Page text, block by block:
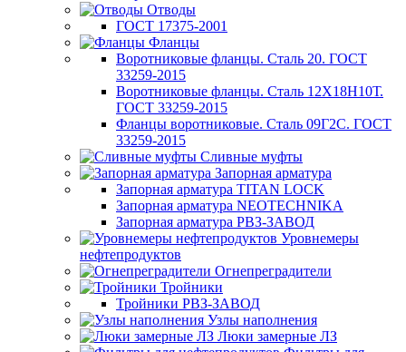
Отводы
ГОСТ 17375-2001
Фланцы
Воротниковые фланцы. Сталь 20. ГОСТ
33259-2015
Воротниковые фланцы. Сталь 12Х18Н10Т.
ГОСТ 33259-2015
Фланцы воротниковые. Сталь 09Г2С. ГОСТ
33259-2015
Сливные муфты
Запорная арматура
Запорная арматура TITAN LOCK
Запорная арматура NEOTECHNIKA
Запорная арматура РВЗ-ЗАВОД
Уровнемеры
нефтепродуктов
Огнепреградители
Тройники
Тройники РВЗ-ЗАВОД
Узлы наполнения
Люки замерные ЛЗ